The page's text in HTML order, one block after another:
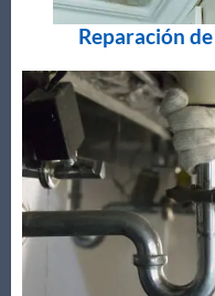
Reparación